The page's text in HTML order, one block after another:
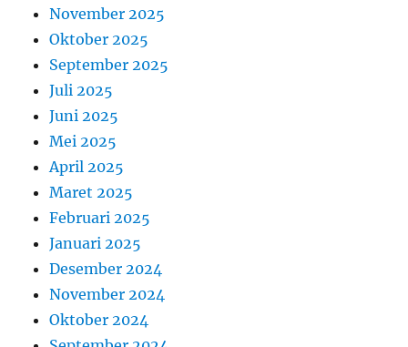
November 2025
Oktober 2025
September 2025
Juli 2025
Juni 2025
Mei 2025
April 2025
Maret 2025
Februari 2025
Januari 2025
Desember 2024
November 2024
Oktober 2024